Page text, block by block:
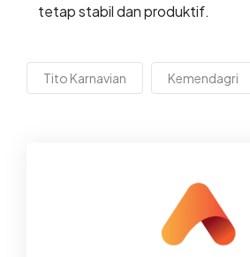
tetap stabil dan produktif.
Tito Karnavian Kemendagri